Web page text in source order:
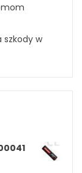
szkody w